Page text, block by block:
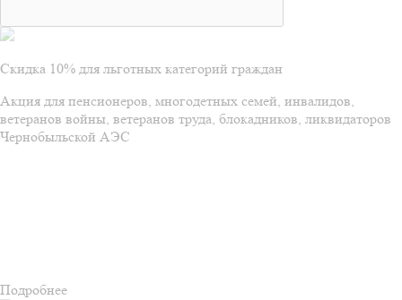
Скидка 10% для льготных категорий граждан
Акция для пенсионеров, многодетных семей, инвалидов,
ветеранов войны, ветеранов труда, блокадников, ликвидаторов
Чернобыльской АЭС
Подробнее